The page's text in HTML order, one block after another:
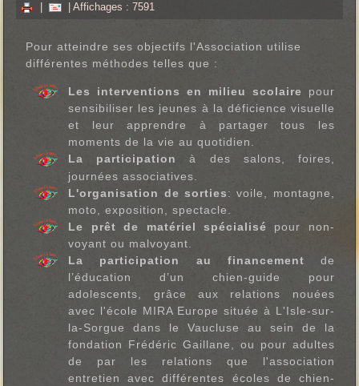
| Affichages : 7591
Pour atteindre ses objectifs l'Association utilise
différentes méthodes telles que :
Les interventions en milieu scolaire pour
sensibiliser les jeunes à la déficience visuelle
et leur apprendre à partager tous les
moments de la vie au quotidien.
La participation
à des salons, foires,
journées associatives.
L'organisation de sorties: voile, montagne,
moto, exposition, spectacle.
Le prêt de matériel spécialisé pour non-
voyant ou malvoyant.
La participation au financement de
l’éducation d’un chien-guide pour
adolescents, grâce aux relations nouées
avec l'école MIRA Europe située à L'Isle-sur-
la-Sorgue dans le Vaucluse au sein de la
fondation Frédéric Gaillane, ou pour adultes
de par les relations que l'association
entretien avec différentes écoles de chien-